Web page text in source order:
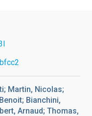
Martin, Nicolas;
Bianchini,
Arnaud; Thomas,